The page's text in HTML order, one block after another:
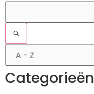
Filters
Categorieën